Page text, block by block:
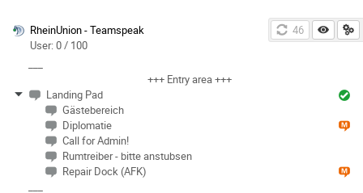
46
RheinUnion - Teamspeak
User: 0 / 100
+++ Entry area +++
Landing Pad
Gästebereich
Diplomatie
Call for Admin!
Rumtreiber - bitte anstubsen
Repair Dock (AFK)